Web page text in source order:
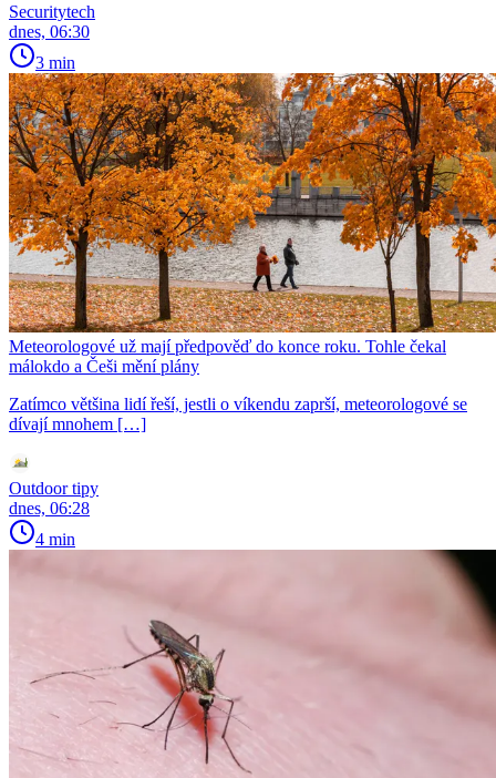
Securitytech
dnes, 06:30
3 min
Meteorologové už mají předpověď do konce roku. Tohle čekal
málokdo a Češi mění plány
Zatímco většina lidí řeší, jestli o víkendu zaprší, meteorologové se
dívají mnohem […]
Outdoor tipy
dnes, 06:28
4 min